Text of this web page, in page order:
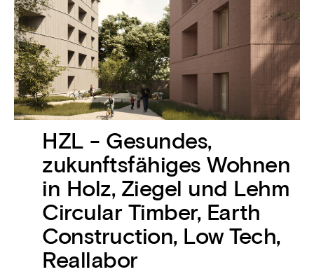
HZL - Gesundes,
zukunftsfähiges Wohnen
in Holz, Ziegel und Lehm
Circular Timber, Earth
Construction, Low Tech,
Reallabor